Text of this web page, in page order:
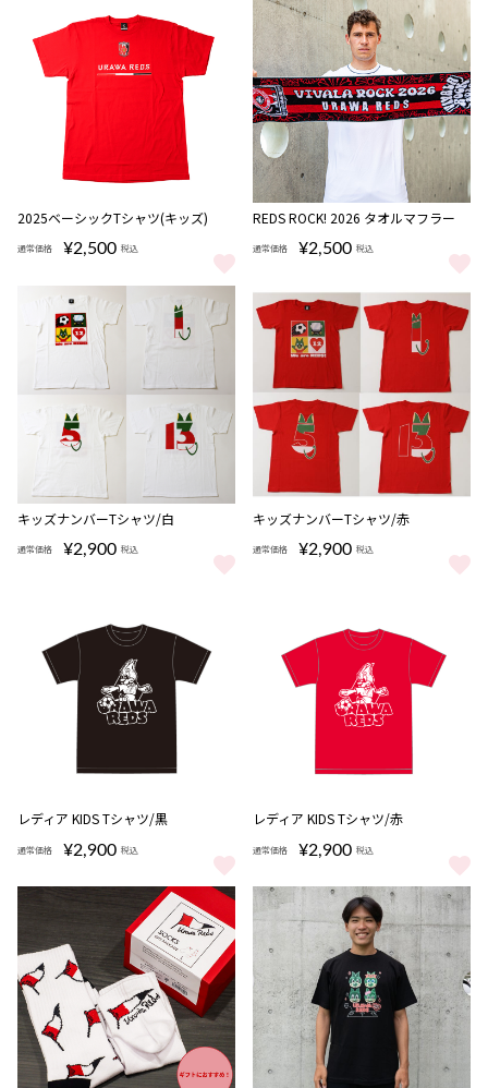
2025ベーシックTシャツ(キッズ)
通常価格 ¥2,500 税込
2025ベーシックTシャツ(キッズ) をもっと見る
REDS ROCK! 2026 タオルマフラー
通常価格 ¥2,500 税込
REDS ROCK! 2026 タオルマフラ
キッズナンバーTシャツ/白
通常価格 ¥2,900 税込
キッズナンバーTシャツ/白 をもっと見る
キッズナンバーTシャツ/赤
通常価格 ¥2,900 税込
キッズナンバーTシャツ/赤 をも
レディア KIDS Tシャツ/黒
通常価格 ¥2,900 税込
レディア KIDS Tシャツ/黒 をもっと見る
レディア KIDS Tシャツ/赤
通常価格 ¥2,900 税込
レディア KIDS Tシャツ/赤 をもっ